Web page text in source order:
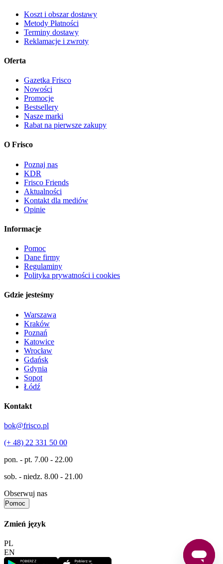
Koszt i obszar dostawy
Metody Płatności
Terminy dostawy
Reklamacje i zwroty
Oferta
Gazetka Frisco
Nowości
Promocje
Bestsellery
Nasze marki
Rabat na pierwsze zakupy
O Frisco
Poznaj nas
KDR
Frisco Friends
Aktualności
Kontakt dla mediów
Opinie
Informacje
Pomoc
Dane firmy
Regulaminy
Polityka prywatności i cookies
Gdzie jesteśmy
Warszawa
Kraków
Poznań
Katowice
Wrocław
Gdańsk
Gdynia
Sopot
Łódź
Kontakt
bok@frisco.pl
(+ 48) 22 331 50 00
pon. - pt. 7.00 - 22.00
sob. - niedz. 8.00 - 21.00
Obserwuj nas
Pomoc
Zmień język
PL
EN